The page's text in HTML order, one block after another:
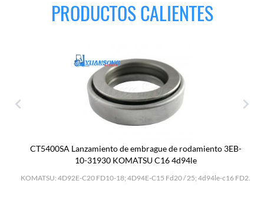
PRODUCTOS CALIENTES
CT5400SA Lanzamiento de embrague de rodamiento 3EB-
10-31930 KOMATSU C16 4d94le
KOMATSU: 4D92E-C20 FD10-18; 4D94E-C15 Fd20 / 25; 4d94le-c16 FD2.